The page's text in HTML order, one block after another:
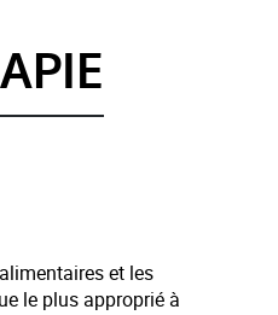
et les
le plus approprié à